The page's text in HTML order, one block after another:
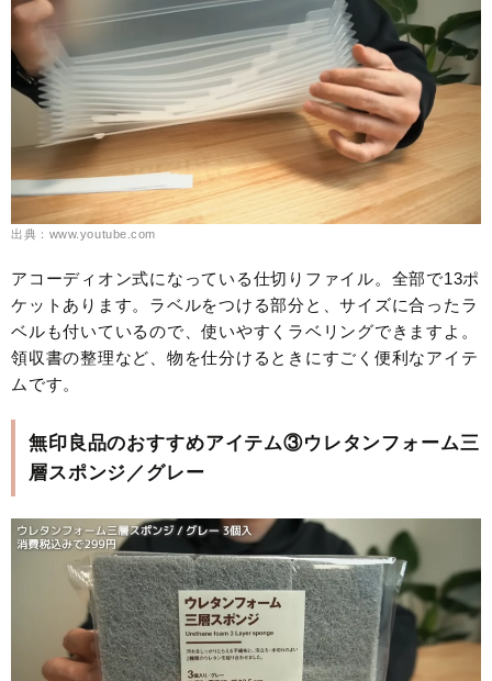
出典：www.youtube.com
アコーディオン式になっている仕切りファイル。全部で13ポ
ケットあります。ラベルをつける部分と、サイズに合ったラ
ベルも付いているので、使いやすくラベリングできますよ。
領収書の整理など、物を仕分けるときにすごく便利なアイテ
ムです。
無印良品のおすすめアイテム③ウレタンフォーム三
層スポンジ／グレー